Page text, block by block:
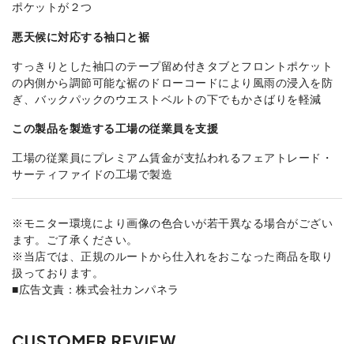
ポケットが２つ
悪天候に対応する袖口と裾
すっきりとした袖口のテープ留め付きタブとフロントポケット
の内側から調節可能な裾のドローコードにより風雨の浸入を防
ぎ、バックパックのウエストベルトの下でもかさばりを軽減
この製品を製造する工場の従業員を支援
工場の従業員にプレミアム賃金が支払われるフェアトレード・
サーティファイドの工場で製造
※モニター環境により画像の色合いが若干異なる場合がござい
ます。ご了承ください。
※当店では、正規のルートから仕入れをおこなった商品を取り
扱っております。
■広告文責：株式会社カンパネラ